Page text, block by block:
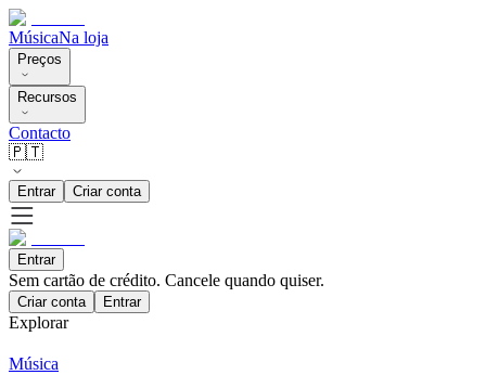
MúsicaNa loja
Preços
Recursos
Contacto
🇵🇹
Entrar Criar conta
Entrar
Sem cartão de crédito. Cancele quando quiser.
Criar conta Entrar
Explorar
Música